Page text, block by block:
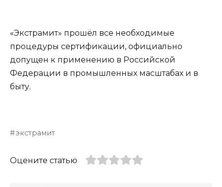
«Экстрамит» прошёл все необходимые
процедуры сертификации, официально
допущен к применению в Российской
Федерации в промышленных масштабах и в
быту.
экстрамит
Оцените статью